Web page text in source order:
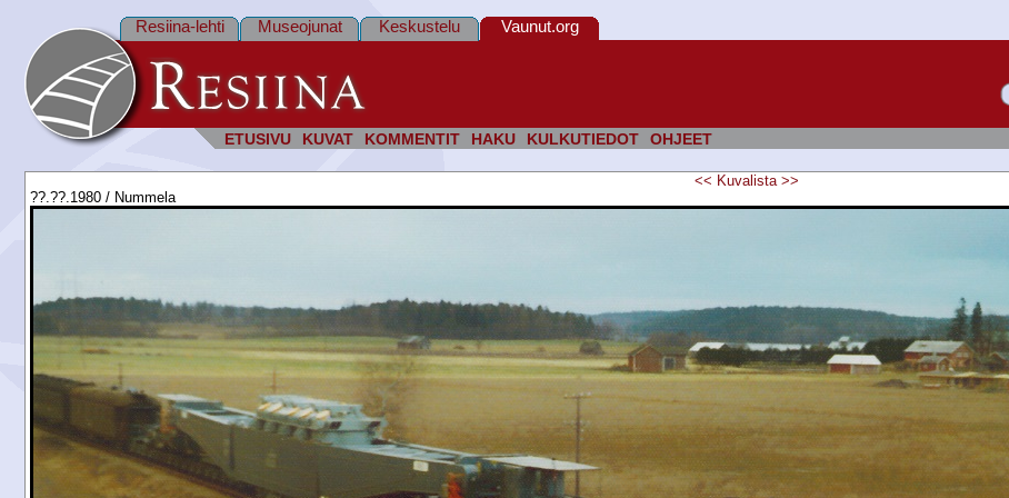
ETUSIVU KUVAT KOMMENTIT HAKU KULKUTIEDOT OHJEET
Resiina-lehti Museojunat Keskustelu Vaunut.org
<< Kuvalista >>
??.??.1980 / Nummela